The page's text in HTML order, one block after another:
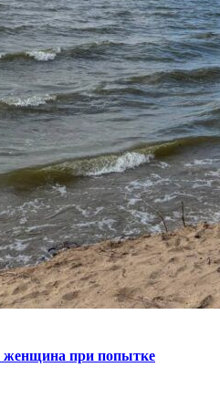
женщина при попытке